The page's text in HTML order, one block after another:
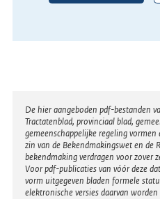
Disclaimer
De hier aangeboden pdf-bestanden
Tractatenblad, provinciaal blad,
gemeenschappelijke regeling
zin van de Bekendmakingswet en de
bekendmaking verdragen voor zover
Voor pdf-publicaties van vóór deze
vorm uitgegeven bladen formele
elektronische versies daarvan